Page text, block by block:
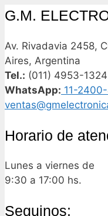
G.M.
Av. Rivadavia 2458,
Aires, Argentina
Tel.: (011) 4953-
WhatsApp: 11-
Horario de
Lunes a viernes de
9:30 a 17:00 hs.
Seguinos: